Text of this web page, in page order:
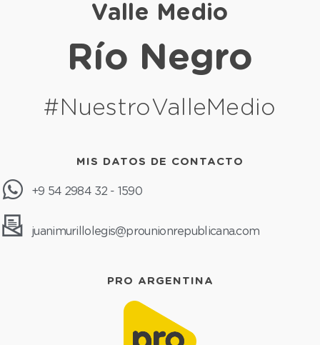
Valle Medio
Río Negro
#NuestroValleMedio
MIS DATOS DE CONTACTO
+9 54 2984 32 - 1590
juanimurillolegis@prounionrepublicana.com
PRO ARGENTINA